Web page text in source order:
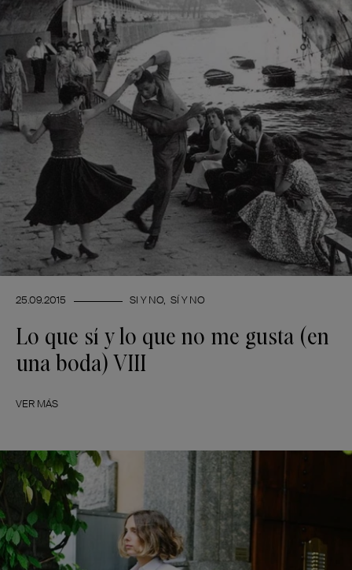
25.09.2015 SI Y NO SÍ Y NO
Lo que sí y lo que no me gusta (en
una boda) VIII
VER MÁS